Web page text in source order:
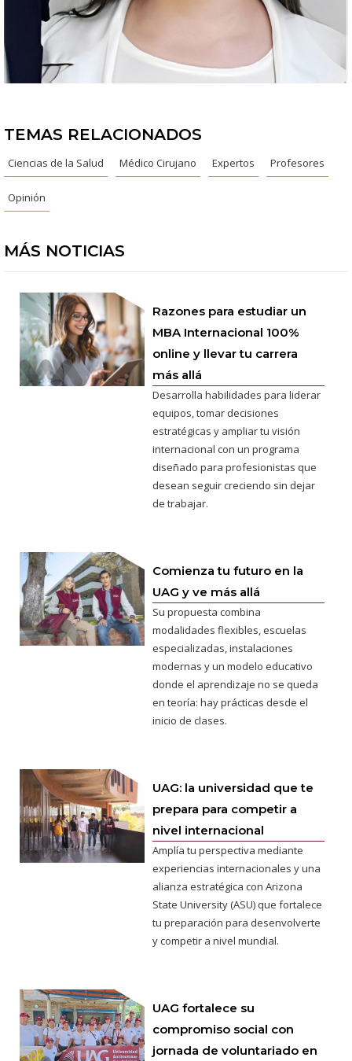
TEMAS RELACIONADOS
Ciencias de la Salud Médico Cirujano Expertos Profesores
Opinión
MÁS NOTICIAS
Razones para estudiar un
MBA Internacional 100%
online y llevar tu carrera
más allá
Desarrolla habilidades para liderar
equipos, tomar decisiones
estratégicas y ampliar tu visión
internacional con un programa
diseñado para profesionistas que
desean seguir creciendo sin dejar
de trabajar.
Comienza tu futuro en la
UAG y ve más allá
Su propuesta combina
modalidades flexibles, escuelas
especializadas, instalaciones
modernas y un modelo educativo
donde el aprendizaje no se queda
en teoría: hay prácticas desde el
inicio de clases.
UAG: la universidad que te
prepara para competir a
nivel internacional
Amplía tu perspectiva mediante
experiencias internacionales y una
alianza estratégica con Arizona
State University (ASU) que fortalece
tu preparación para desenvolverte
y competir a nivel mundial.
UAG fortalece su
compromiso social con
jornada de voluntariado en